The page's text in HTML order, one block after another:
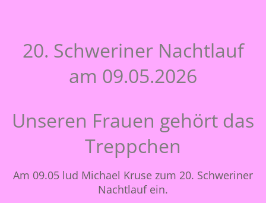
20. Schweriner Nachtlauf
am 09.05.2026
Unseren Frauen gehört das
Treppchen
Am 09.05 lud Michael Kruse zum 20. Schweriner
Nachtlauf ein.